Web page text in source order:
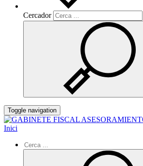
Cercador
Toggle navigation
Inici